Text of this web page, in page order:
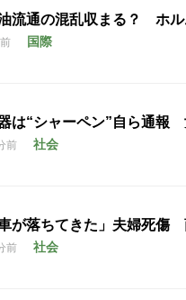
流通の混乱収まる？ ホル
国際
は“シャーペン”自ら通報
前 社会
車が落ちてきた」夫婦死傷
前 社会